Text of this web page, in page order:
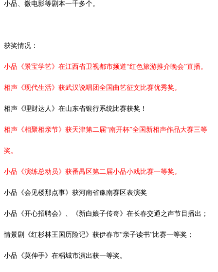
小品、微电影等剧本一千多个。
获奖情况：
小品《景宝学艺》在江西省卫视都市频道“红色旅游推介晚会”直播。
相声《现代生活》获武汉说唱团全国曲艺征文比赛优秀奖。
相声《理财达人》在山东省银行系统比赛获奖！
相声《相聚相亲节》获天津第二届“南开杯”全国新相声作品大赛三等
奖。
小品《演练总动员》获番禺区第二届小品小戏比赛一等奖。
小品《会见楼那点事》获河南省豫南赛区表演奖
小品《开心招聘会》、《新白娘子传奇》在长春交通之声节目播出；
情景剧《红杉林王国历险记》获伊春市“亲子读书”比赛一等奖；
小品《莫伸手》在稻城市演出获一等奖。